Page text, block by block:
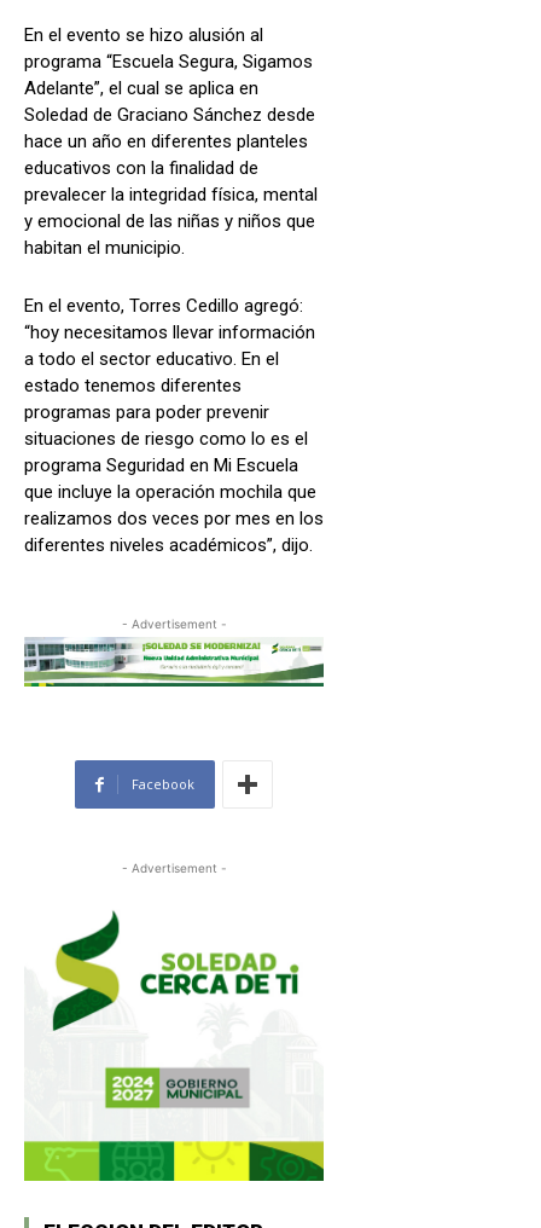
En el evento se hizo alusión al
programa “Escuela Segura, Sigamos
Adelante”, el cual se aplica en
Soledad de Graciano Sánchez desde
hace un año en diferentes planteles
educativos con la finalidad de
prevalecer la integridad física, mental
y emocional de las niñas y niños que
habitan el municipio.
En el evento, Torres Cedillo agregó:
“hoy necesitamos llevar información
a todo el sector educativo. En el
estado tenemos diferentes
programas para poder prevenir
situaciones de riesgo como lo es el
programa Seguridad en Mi Escuela
que incluye la operación mochila que
realizamos dos veces por mes en los
diferentes niveles académicos”, dijo.
- Advertisement -
Facebook
- Advertisement -